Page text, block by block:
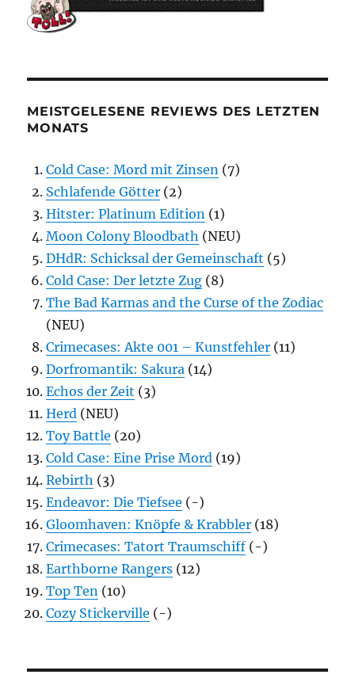
MEISTGELESENE REVIEWS DES LETZTEN
MONATS
Cold Case: Mord mit Zinsen (7)
Schlafende Götter (2)
Hitster: Platinum Edition (1)
Moon Colony Bloodbath (NEU)
DHdR: Schicksal der Gemeinschaft (5)
Cold Case: Der letzte Zug (8)
The Bad Karmas and the Curse of the Zodiac
(NEU)
Crimecases: Akte 001 – Kunstfehler (11)
Dorfromantik: Sakura (14)
Echos der Zeit (3)
Herd (NEU)
Toy Battle (20)
Cold Case: Eine Prise Mord (19)
Rebirth (3)
Endeavor: Die Tiefsee (-)
Gloomhaven: Knöpfe & Krabbler (18)
Crimecases: Tatort Traumschiff (-)
Earthborne Rangers (12)
Top Ten (10)
Cozy Stickerville (-)